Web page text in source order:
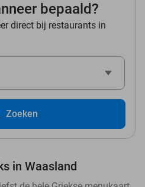
bepaald?
direct bij restaurants in
Zoeken
in Waasland